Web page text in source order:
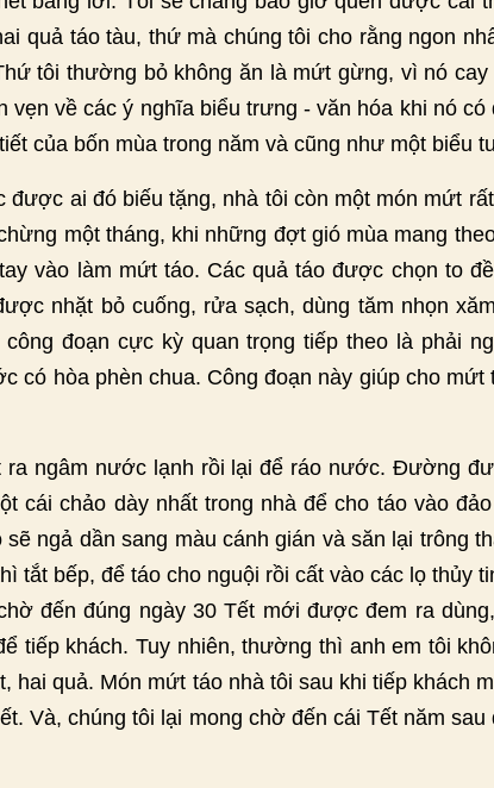
quả táo tàu, thứ mà chúng tôi cho rằng ngon
tôi thường bỏ không ăn là mứt gừng, vì nó
về các ý nghĩa biểu trưng - văn hóa khi nó
của bốn mùa trong năm và cũng như một biểu
ai đó biếu tặng, nhà tôi còn một món mứt
một tháng, khi những đợt gió mùa mang
vào làm mứt táo. Các quả táo được chọn to
nhặt bỏ cuống, rửa sạch, dùng tăm nhọn
đoạn cực kỳ quan trọng tiếp theo là phải
có hòa phèn chua. Công đoạn này giúp cho
ngâm nước lạnh rồi lại để ráo nước. Đường
cái chảo dày nhất trong nhà để cho táo vào
ngả dần sang màu cánh gián và săn lại trông
tắt bếp, để táo cho nguội rồi cất vào các lọ thủy
đến đúng ngày 30 Tết mới được đem ra
tiếp khách. Tuy nhiên, thường thì anh em tôi
hai quả. Món mứt táo nhà tôi sau khi tiếp khách
Và, chúng tôi lại mong chờ đến cái Tết năm